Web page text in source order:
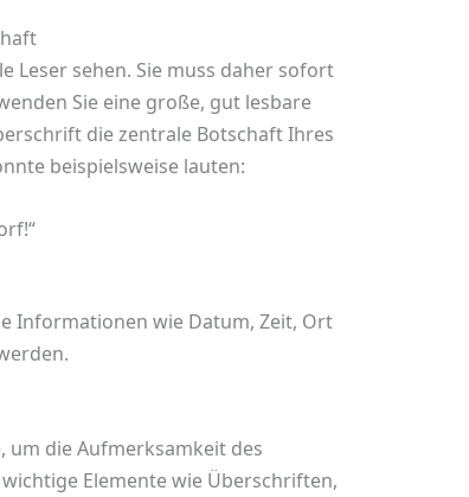
Leser sehen. Sie muss daher sofort
Sie eine große, gut lesbare
die zentrale Botschaft Ihres
beispielsweise lauten:
Informationen wie Datum, Zeit, Ort
die Aufmerksamkeit des
Elemente wie Überschriften,